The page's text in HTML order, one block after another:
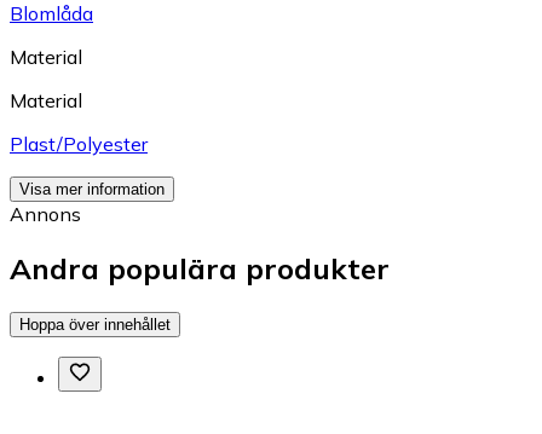
Blomlåda
Material
Material
Plast/Polyester
Visa mer information
Annons
Andra populära produkter
Hoppa över innehållet